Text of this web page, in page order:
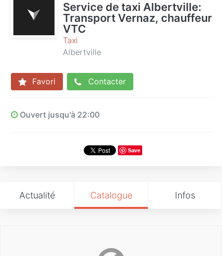
Service de taxi Albertville:
Transport Vernaz, chauffeur
VTC
Taxi
Albertville
Favori Contacter
Ouvert jusqu'à 22:00
Save
Actualité Catalogue Infos